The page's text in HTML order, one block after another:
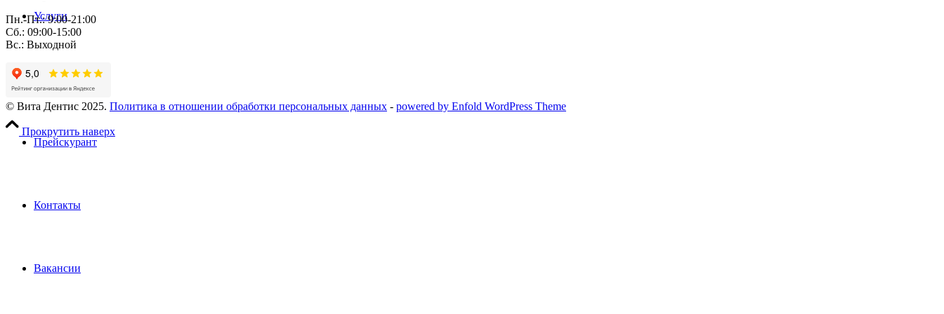
Услуги
Пациентам
Прейскурант
Контакты
Вакансии
Пн.-Пт.: 9:00-21:00
Сб.: 09:00-15:00
Вс.: Выходной
© Вита Дентис 2025. Политика в отношении обработки персональных данных - powered by Enfold WordPress Theme
Прокрутить наверх